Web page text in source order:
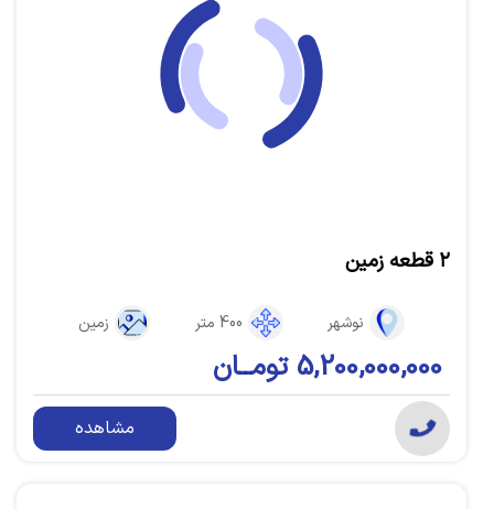
۲ قطعه زمین
نوشهر 400 متر زمین
5,200,000,000 تومــان
مشاهده